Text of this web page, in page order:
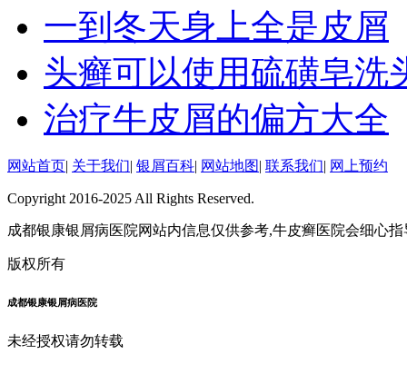
一到冬天身上全是皮屑
头癣可以使用硫磺皂洗
治疗牛皮屑的偏方大全
网站首页| 关于我们| 银屑百科| 网站地图| 联系我们| 网上预约
Copyright 2016-2025 All Rights Reserved.
成都银康银屑病医院网站内信息仅供参考,牛皮癣医院会细心
版权所有
成都银康银屑病医院
未经授权请勿转载